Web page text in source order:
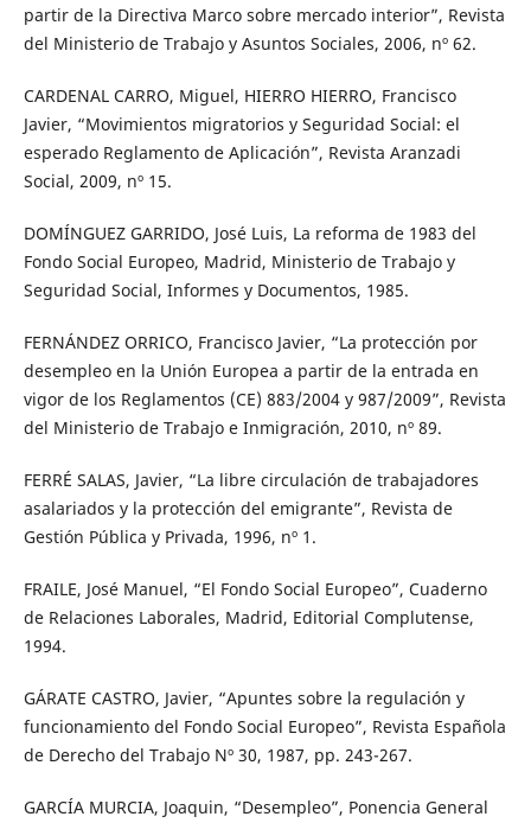
partir de la Directiva Marco sobre mercado interior”, Revista
del Ministerio de Trabajo y Asuntos Sociales, 2006, nº 62.
CARDENAL CARRO, Miguel, HIERRO HIERRO, Francisco
Javier, “Movimientos migratorios y Seguridad Social: el
esperado Reglamento de Aplicación”, Revista Aranzadi
Social, 2009, nº 15.
DOMÍNGUEZ GARRIDO, José Luis, La reforma de 1983 del
Fondo Social Europeo, Madrid, Ministerio de Trabajo y
Seguridad Social, Informes y Documentos, 1985.
FERNÁNDEZ ORRICO, Francisco Javier, “La protección por
desempleo en la Unión Europea a partir de la entrada en
vigor de los Reglamentos (CE) 883/2004 y 987/2009”, Revista
del Ministerio de Trabajo e Inmigración, 2010, nº 89.
FERRÉ SALAS, Javier, “La libre circulación de trabajadores
asalariados y la protección del emigrante”, Revista de
Gestión Pública y Privada, 1996, nº 1.
FRAILE, José Manuel, “El Fondo Social Europeo”, Cuaderno
de Relaciones Laborales, Madrid, Editorial Complutense,
1994.
GÁRATE CASTRO, Javier, “Apuntes sobre la regulación y
funcionamiento del Fondo Social Europeo”, Revista Española
de Derecho del Trabajo Nº 30, 1987, pp. 243-267.
GARCÍA MURCIA, Joaquin, “Desempleo”, Ponencia General